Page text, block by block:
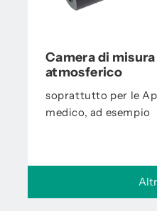
Camera di
atmosferico
soprattutto per le
medico, ad esempio